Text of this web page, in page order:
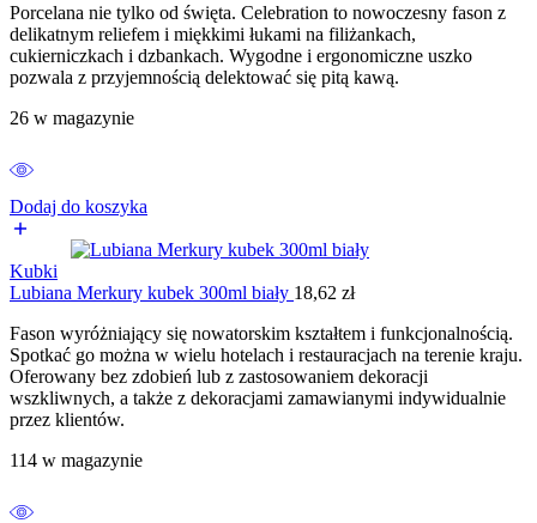
Porcelana nie tylko od święta. Celebration to nowoczesny fason z
delikatnym reliefem i miękkimi łukami na filiżankach,
cukierniczkach i dzbankach. Wygodne i ergonomiczne uszko
pozwala z przyjemnością delektować się pitą kawą.
26 w magazynie
Dodaj do koszyka
Kubki
Lubiana Merkury kubek 300ml biały 18,62 zł
Fason wyróżniający się nowatorskim kształtem i funkcjonalnością.
Spotkać go można w wielu hotelach i restauracjach na terenie kraju.
Oferowany bez zdobień lub z zastosowaniem dekoracji
wszkliwnych, a także z dekoracjami zamawianymi indywidualnie
przez klientów.
114 w magazynie